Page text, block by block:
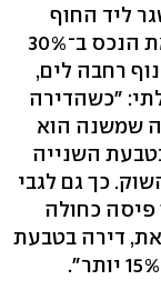
ליד החוף
מרוויח ובענק. נוף לים יכול להשביח את הנכס ב־30%
נוף רחבה לים,
"כשהדירה
שמשנה הוא
השנייה
כך גם לגבי
פיסה כחולה
דירה בטבעת